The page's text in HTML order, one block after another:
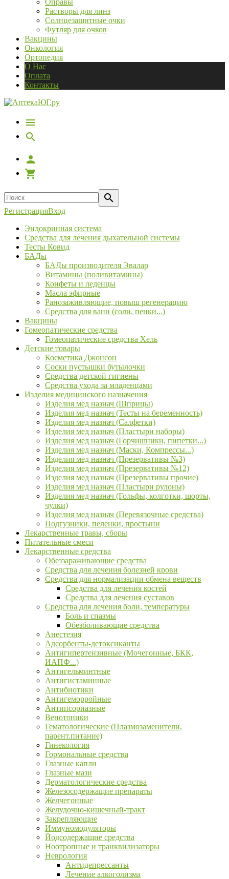
Оправы
Растворы для линз
Солнцезащитные очки
Футляр для очков
Вакцины
Онкология
Ортопедия
О Нас
Оплата
Контакты
РегистрацияВход
Эндокринная система
Средства для лечения дыхательной системы
Тесты Ковид
БАДы
БАДы производителя Эвалар
Витамины (поливитамины)
Конфеты и леденцы
Масла эфирные
Ранозаживляющие, повыш регенерацию
Средства для ванн (соли, пенки...)
Вакцины
Гомеопатические средства
Гомеопатические средства Хель
Детские товары
Косметика Джонсон
Соски пустышки бутылочки
Средства детской гигиены
Средства ухода за младенцами
Изделия медицинского назначения
Изделия мед назнач (Шприцы)
Изделия мед назнач (Тесты на беременность)
Изделия мед назнач (Салфетки)
Изделия мед назнач (Пластыри наборы)
Изделия мед назнач (Горчишники, пипетки...)
Изделия мед назнач (Маски, Компрессы...)
Изделия мед назнач (Презервативы №3)
Изделия мед назнач (Презервативы №12)
Изделия мед назнач (Презервативы прочие)
Изделия мед назнач (Пластыри рулоны)
Изделия мед назнач (Гольфы, колготки, шорты,
чулки)
Изделия мед назнач (Перевязочные средства)
Подгузники, пеленки, простыни
Лекарственные травы, сборы
Питательные смеси
Лекарственные средства
Обеззараживающие средства
Средства для лечения болезней крови
Средства для нормализации обмена веществ
Средства для лечения костей
Средства для лечения суставов
Средства для лечения боли, температуры
Боль и спазмы
Обезболивающие средства
Анестезия
Адсорбенты-детоксиканты
Антигипертензивные (Мочегонные, БКК,
ИАПФ...)
Антигельминтные
Антигистаминные
Антибиотики
Антигеморройные
Антипсориазные
Венотоники
Гематологические (Плазмозаменители,
парент.питание)
Гинекология
Гормональные средства
Глазные капли
Глазные мази
Дерматологические средства
Железосодержащие препараты
Желчегонные
Желудочно-кишечный-тракт
Закрепляющие
Иммуномодуляторы
Йодсодержащие средства
Ноотропные и транквилизаторы
Неврология
Антидепрессанты
Лечение алкоголизма